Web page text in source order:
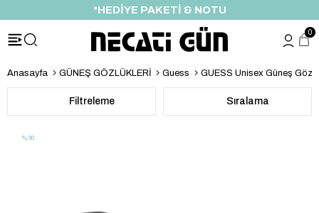
*HEDİYE PAKETİ & NOTU
0
Anasayfa GÜNEŞ GÖZLÜKLERİ Guess GUESS Unisex Güneş
Filtreleme Sıralama
%30